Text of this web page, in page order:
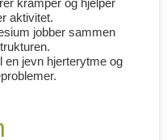
kramper og hjelper
aktivitet.
jobber sammen
en jevn hjerterytme og